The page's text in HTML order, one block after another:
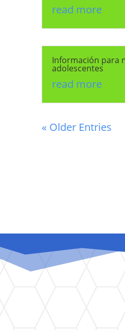
read more
Información para
adolescentes
read more
« Older Entries